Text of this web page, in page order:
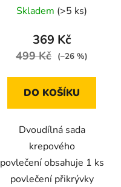
s listy a motýly
Skladem (>5 ks)
369 Kč
499 Kč (–26 %)
DO KOŠÍKU
Dvoudílná sada
krepového
povlečení obsahuje 1 ks
povlečení přikrývky